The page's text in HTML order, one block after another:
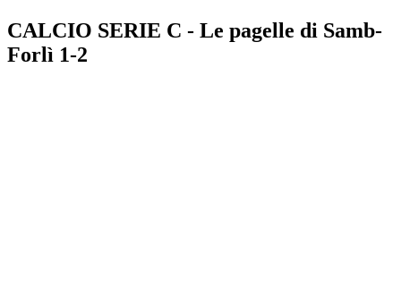
CALCIO SERIE C - Le pagelle di Samb-
Forlì 1-2